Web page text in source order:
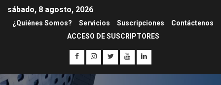
sábado, 8 agosto, 2026
¿Quiénes Somos? Servicios Suscripciones
Contáctenos
ACCESO DE SUSCRIPTORES